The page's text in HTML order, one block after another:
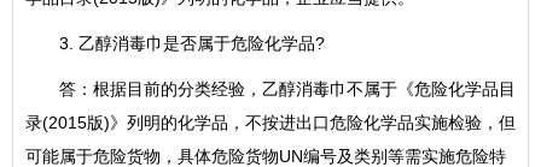
3. 乙醇消毒巾是否属于危险化学品?
答：根据目前的分类经验，乙醇消毒巾不属于《危险化学品目
录(2015版)》列明的化学品，不按进出口危险化学品实施检验，但
可能属于危险货物，具体危险货物UN编号及类别等需实施危险特